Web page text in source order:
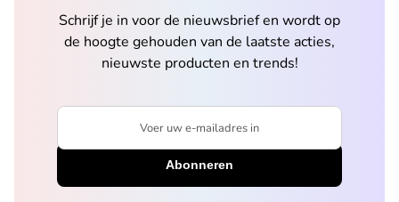
Schrijf je in voor de nieuwsbrief en wordt op
de hoogte gehouden van de laatste acties,
nieuwste producten en trends!
Voer uw e-mailadres in